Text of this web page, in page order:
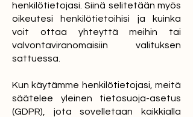
henkilötietojasi. Siinä selitetään myös
oikeutesi henkilötietoihisi ja kuinka
voit ottaa yhteyttä meihin tai
valvontaviranomaisiin valituksen
sattuessa.
Kun käytämme henkilötietojasi, meitä
säätelee yleinen tietosuoja-asetus
(GDPR), jota sovelletaan kaikkialla